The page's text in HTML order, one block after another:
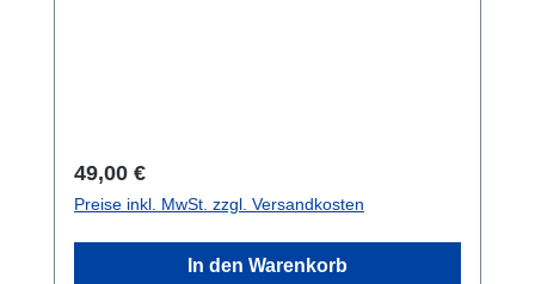
Regulärer Preis:
49,00 €
Preise inkl. MwSt. zzgl. Versandkosten
In den Warenkorb